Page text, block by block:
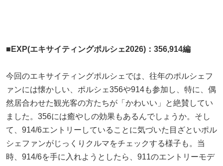
■EXP(エキサイティングポルシェ2026)：356,914編
今回のエキサイティングポルシェでは、往年のポルシェフ
ァンには懐かしい、ポルシェ356や914も参加し、特に、偶
然居合わせた観光客の方たちが「かわいい」と絶賛してい
ました。356には癒やしの効果もあるんでしょうか。そし
て、914/6エントリーしていることに気づいた目ざといポル
シェファンがじっくりクルマをチェックする様子も。当
時、914/6を手に入れようとしたら、911のエントリーモデ